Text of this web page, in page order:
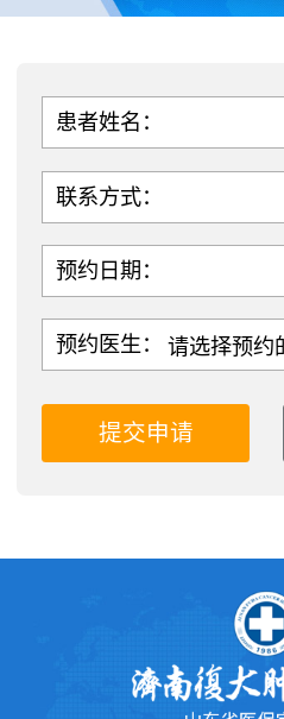
患者姓名：
联系方式：
预约日期：
预约医生：